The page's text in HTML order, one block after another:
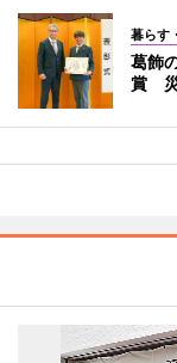
暮らす
葛飾
賞 災